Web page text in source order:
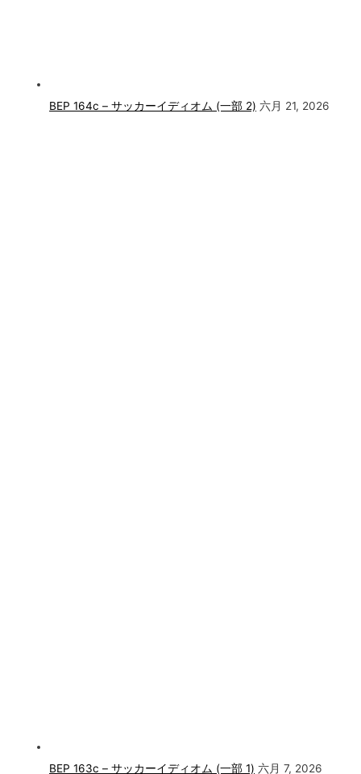
BEP 164c – サッカーイディオム (一部 2) 六月 21, 2026
BEP 163c – サッカーイディオム (一部 1) 六月 7, 2026